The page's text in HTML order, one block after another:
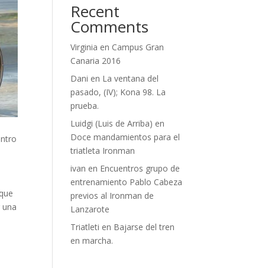
Recent
Comments
Virginia en Campus Gran
Canaria 2016
Dani en La ventana del
pasado, (IV); Kona 98. La
prueba.
Luidgi (Luis de Arriba) en
Doce mandamientos para el
triatleta Ironman
ivan en Encuentros grupo de
entrenamiento Pablo Cabeza
previos al Ironman de
Lanzarote
Triatleti en Bajarse del tren
en marcha.